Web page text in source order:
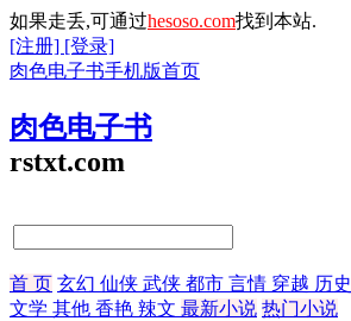
如果走丢,可通过hesoso.com找到本站.
[注册] [登录]
肉色电子书手机版首页
肉色电子书
rstxt.com
首 页 玄幻 仙侠 武侠 都市 言情 穿越 历史
文学 其他 香艳 辣文 最新小说 热门小说